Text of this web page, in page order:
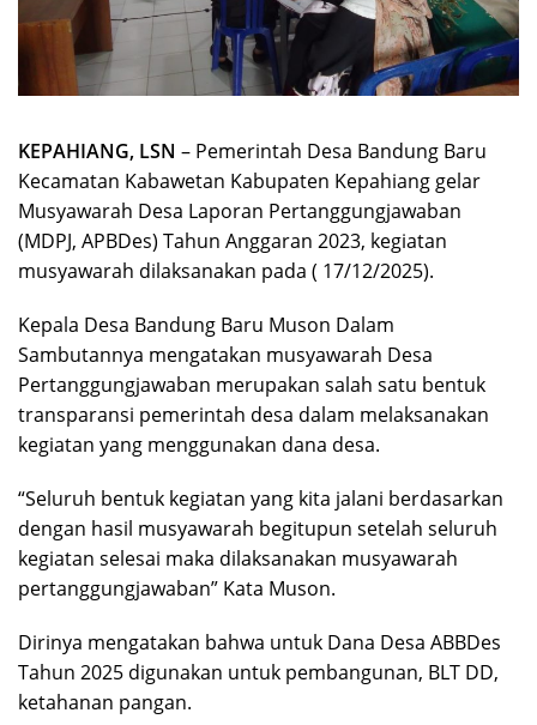
KEPAHIANG, LSN – Pemerintah Desa Bandung Baru
Kecamatan Kabawetan Kabupaten Kepahiang gelar
Musyawarah Desa Laporan Pertanggungjawaban
(MDPJ, APBDes) Tahun Anggaran 2023, kegiatan
musyawarah dilaksanakan pada ( 17/12/2025).
Kepala Desa Bandung Baru Muson Dalam
Sambutannya mengatakan musyawarah Desa
Pertanggungjawaban merupakan salah satu bentuk
transparansi pemerintah desa dalam melaksanakan
kegiatan yang menggunakan dana desa.
“Seluruh bentuk kegiatan yang kita jalani berdasarkan
dengan hasil musyawarah begitupun setelah seluruh
kegiatan selesai maka dilaksanakan musyawarah
pertanggungjawaban” Kata Muson.
Dirinya mengatakan bahwa untuk Dana Desa ABBDes
Tahun 2025 digunakan untuk pembangunan, BLT DD,
ketahanan pangan.